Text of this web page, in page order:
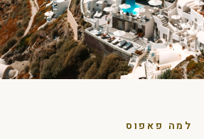
למה פאפוס